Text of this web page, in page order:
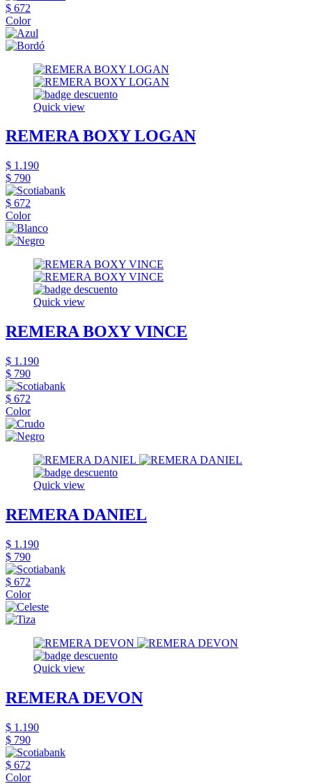
$ 672
Color
Quick view
REMERA BOXY LOGAN
$ 1.190
$ 790
$ 672
Color
Quick view
REMERA BOXY VINCE
$ 1.190
$ 790
$ 672
Color
Quick view
REMERA DANIEL
$ 1.190
$ 790
$ 672
Color
Quick view
REMERA DEVON
$ 1.190
$ 790
$ 672
Color